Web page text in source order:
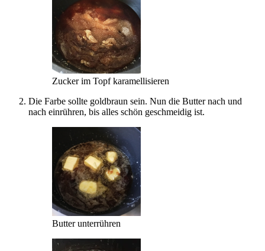
Zucker im Topf karamellisieren
Die Farbe sollte goldbraun sein. Nun die Butter nach und
nach einrühren, bis alles schön geschmeidig ist.
Butter unterrühren